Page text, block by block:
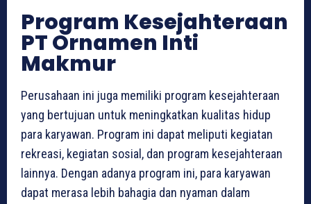
Program Kesejahteraan
PT Ornamen Inti
Makmur
Perusahaan ini juga memiliki program kesejahteraan
yang bertujuan untuk meningkatkan kualitas hidup
para karyawan. Program ini dapat meliputi kegiatan
rekreasi, kegiatan sosial, dan program kesejahteraan
lainnya. Dengan adanya program ini, para karyawan
dapat merasa lebih bahagia dan nyaman dalam